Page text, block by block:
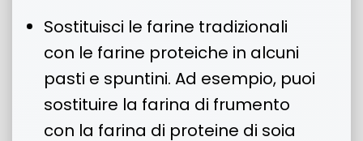
Sostituisci le farine tradizionali
con le farine proteiche in alcuni
pasti e spuntini. Ad esempio, puoi
sostituire la farina di frumento
con la farina di proteine di soia